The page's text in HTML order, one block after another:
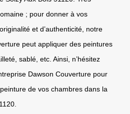
; pour donner à vos
et d’authenticité, notre
peut appliquer des peintures
sablé, etc. Ainsi, n’hésitez
Dawson Couverture pour
de vos chambres dans la